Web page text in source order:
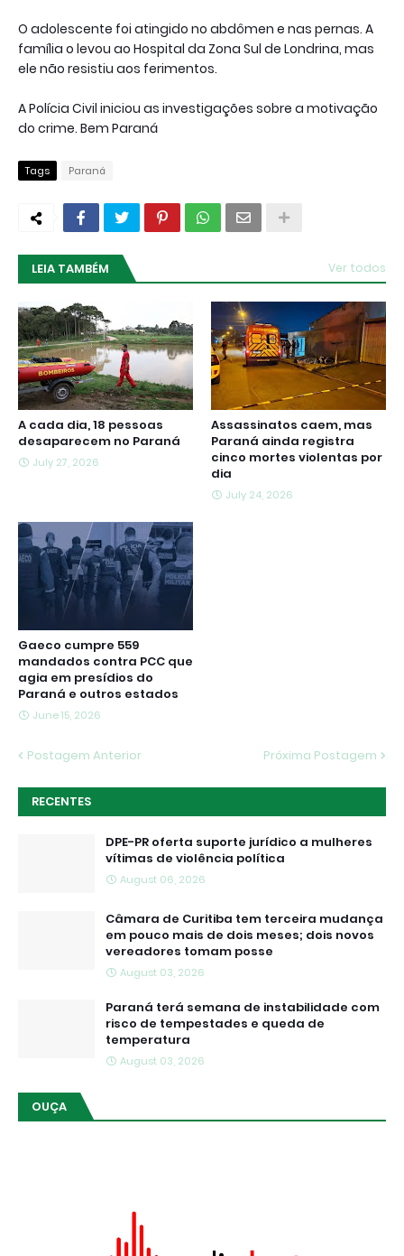
O adolescente foi atingido no abdômen e nas pernas. A
família o levou ao Hospital da Zona Sul de Londrina, mas
ele não resistiu aos ferimentos.
A Polícia Civil iniciou as investigações sobre a motivação
do crime. Bem Paraná
Tags Paraná
LEIA TAMBÉM Ver todos
A cada dia, 18 pessoas
desaparecem no Paraná
July 27, 2026
Assassinatos caem, mas
Paraná ainda registra
cinco mortes violentas por
dia
July 24, 2026
Gaeco cumpre 559
mandados contra PCC que
agia em presídios do
Paraná e outros estados
June 15, 2026
Postagem Anterior Próxima Postagem
RECENTES
DPE-PR oferta suporte jurídico a mulheres
vítimas de violência política
August 06, 2026
Câmara de Curitiba tem terceira mudança
em pouco mais de dois meses; dois novos
vereadores tomam posse
August 03, 2026
Paraná terá semana de instabilidade com
risco de tempestades e queda de
temperatura
August 03, 2026
OUÇA